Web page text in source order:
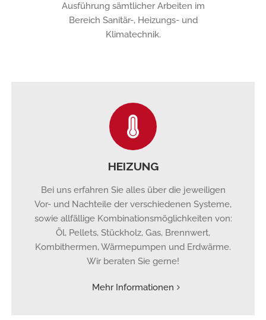
Ausführung sämtlicher Arbeiten im
Bereich Sanitär-, Heizungs- und
Klimatechnik.
HEIZUNG
Bei uns erfahren Sie alles über die jeweiligen
Vor- und Nachteile der verschiedenen Systeme,
sowie allfällige Kombinationsmöglichkeiten von:
Öl, Pellets, Stückholz, Gas, Brennwert,
Kombithermen, Wärmepumpen und Erdwärme.
Wir beraten Sie gerne!
Mehr Informationen